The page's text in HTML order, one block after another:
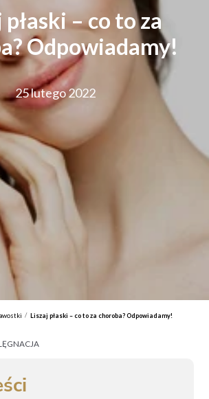
płaski – co to za
Odpowiadamy!
25 lutego 2022
/ Liszaj płaski – co to za choroba? Odpowiadamy!